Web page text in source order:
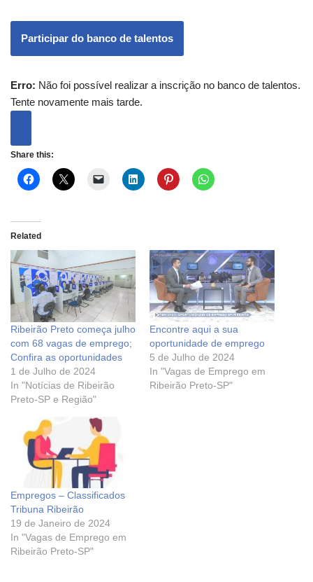
Participar do banco de talentos
Erro: Não foi possível realizar a inscrição no banco de talentos.
Tente novamente mais tarde.
Share this:
Related
Ribeirão Preto começa julho
com 68 vagas de emprego;
Confira as oportunidades
1 de Julho de 2024
In "Notícias de Ribeirão
Preto-SP e Região"
Encontre aqui a sua
oportunidade de emprego
5 de Julho de 2024
In "Vagas de Emprego em
Ribeirão Preto-SP"
Empregos – Classificados
Tribuna Ribeirão
19 de Janeiro de 2024
In "Vagas de Emprego em
Ribeirão Preto-SP"